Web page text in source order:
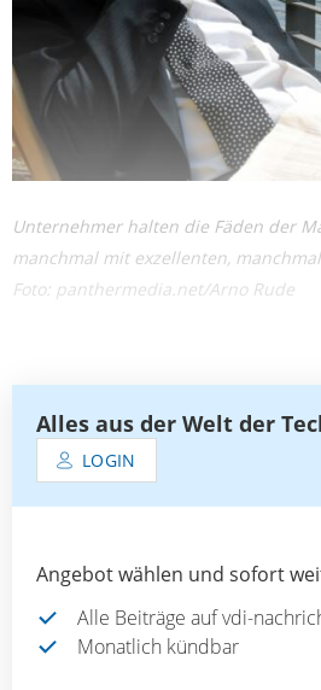
Unternehmer halten die Fäden der
manchmal mit exzellenten,
Foto: panthermedia.net/Arno Rude
Alles aus der Welt der
LOGIN
Angebot wählen und sofort
Alle Beiträge auf vdi-
Monatlich kündbar